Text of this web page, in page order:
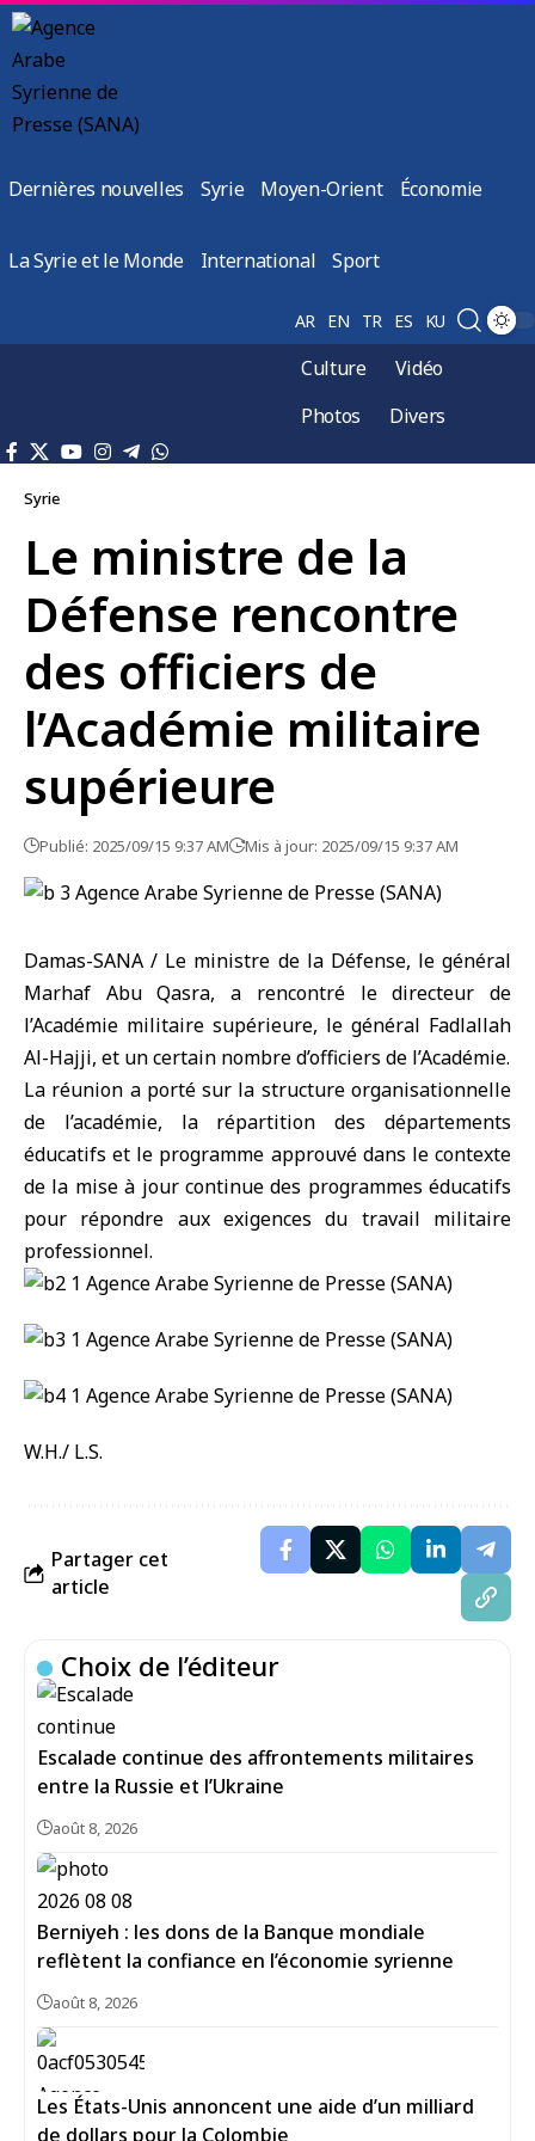
Dernières nouvelles Syrie Moyen-Orient Économie
La Syrie et le Monde International Sport
AR EN TR ES KU
Culture
Vidéo
Photos
Divers
Syrie
Le ministre de la
Défense rencontre
des officiers de
l’Académie militaire
supérieure
Publié: 2025/09/15 9:37 AM Mis à jour: 2025/09/15 9:37 AM
Damas-SANA / Le ministre de la Défense, le général
Marhaf Abu Qasra, a rencontré le directeur de
l’Académie militaire supérieure, le général Fadlallah
Al-Hajji, et un certain nombre d’officiers de l’Académie.
La réunion a porté sur la structure organisationnelle
de l’académie, la répartition des départements
éducatifs et le programme approuvé dans le contexte
de la mise à jour continue des programmes éducatifs
pour répondre aux exigences du travail militaire
professionnel.
W.H./ L.S.
Partager cet
article
Choix de l’éditeur
Escalade continue des affrontements militaires
entre la Russie et l’Ukraine
août 8, 2026
Berniyeh : les dons de la Banque mondiale
reflètent la confiance en l’économie syrienne
août 8, 2026
Les États-Unis annoncent une aide d’un milliard
de dollars pour la Colombie